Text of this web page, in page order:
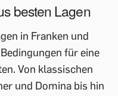
besten Lagen
in Franken und
für eine
Von klassischen
und Domina bis hin